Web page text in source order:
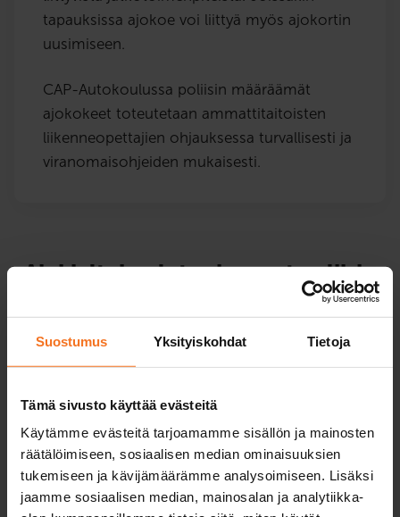
Suostumus Yksityiskohdat Tietoja
Tämä sivusto käyttää evästeitä
Käytämme evästeitä tarjoamamme sisällön ja mainosten
räätälöimiseen, sosiaalisen median ominaisuuksien
tukemiseen ja kävijämäärämme analysoimiseen. Lisäksi
jaamme sosiaalisen median, mainosalan ja analytiikka-
tapauksissa ajokoe voi liittyä myös ajokortin
uusimiseen.
CAP-Autokoulussa poliisin määräämät
ajokokeet toteutetaan ammattitaitoisten
liikenneopettajien ohjauksessa turvallisesti ja
viranomaisohjeiden mukaisesti.
Ajokieltokoulutus ja muut poliisin
määräämät arvioinnit
Ajokielto­koulutus
Verkkokurssit
219€